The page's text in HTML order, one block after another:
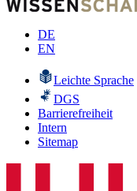
DE
EN
Leichte Sprache
DGS
Barrierefreiheit
Intern
Sitemap